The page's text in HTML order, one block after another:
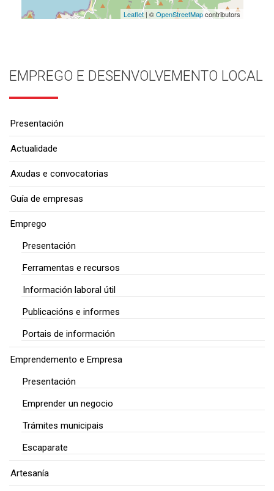
Leaflet| ©OpenStreetMapcontributors
EMPREGO E DESENVOLVEMENTO LOCAL
Presentación
Actualidade
Axudas e convocatorias
Guía de empresas
Emprego
Presentación
Ferramentas e recursos
Información laboral útil
Publicacións e informes
Portais de información
Emprendemento e Empresa
Presentación
Emprender un negocio
Trámites municipais
Escaparate
Artesanía